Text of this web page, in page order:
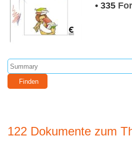
• 335
122 Dokumente zum